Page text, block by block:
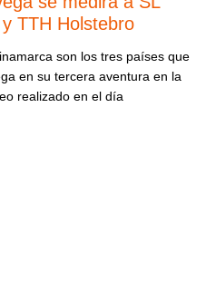
TTH Holstebro
son los tres países que
en su tercera aventura en la
realizado en el día